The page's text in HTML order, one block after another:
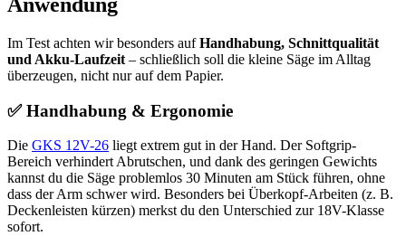
Im Test achten wir besonders aufHandhabung, Schnittqualität
und Akku-Laufzeit – schließlich soll die kleine Säge im Alltag
überzeugen, nicht nur auf dem Papier.
✅ Handhabung & Ergonomie
Die GKS 12V-26 liegt extrem gut in der Hand. Der Softgrip-
Bereich verhindert Abrutschen, und dank des geringen Gewichts
kannst du die Säge problemlos 30 Minuten am Stück führen, ohne
dass der Arm schwer wird. Besonders bei Überkopf-Arbeiten (z. B.
Deckenleisten kürzen) merkst du den Unterschied zur 18V-Klasse
sofort.